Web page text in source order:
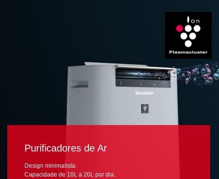
Purificadores de Ar
Design minimalista.
Capacidade de 10L a 20L por dia.